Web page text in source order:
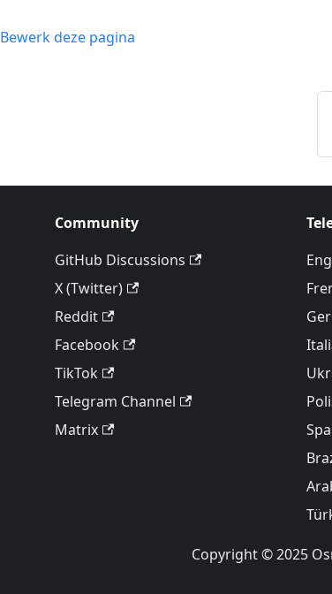
Bewerk deze pagina
Community
GitHub Discussions
X (Twitter)
Reddit
Facebook
TikTok
Telegram Channel
Matrix
Copyright © 2025